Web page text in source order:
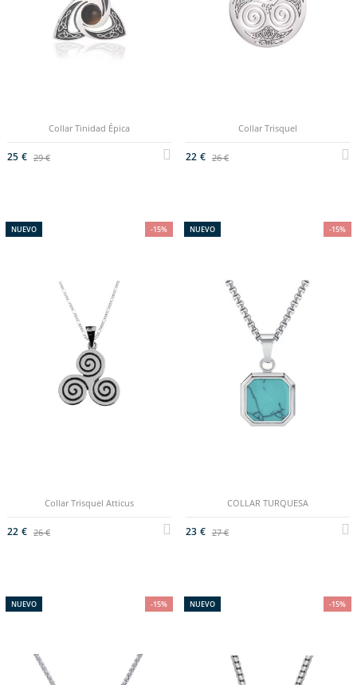
Collar Tinidad Épica
25 € 29 €
Collar Trisquel
22 € 26 €
-15%
NUEVO
Collar Trisquel Atticus
22 € 26 €
-15%
NUEVO
COLLAR TURQUESA
23 € 27 €
-15%
NUEVO -15%
NUEVO